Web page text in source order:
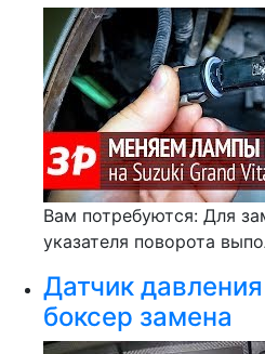
Вам потребуются: Для
указателя поворота
Датчик
боксер замена